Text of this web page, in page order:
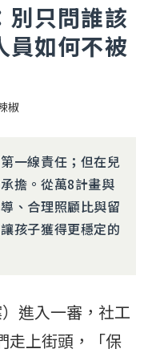
別只問誰該
員如何不被
椒
一線責任；但在兒
擔。從萬8計畫與
、合理照顧比與留
孩子獲得更穩定的
進入一審，社工
走上街頭，「保